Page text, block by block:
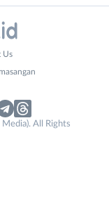
Us
All Rights